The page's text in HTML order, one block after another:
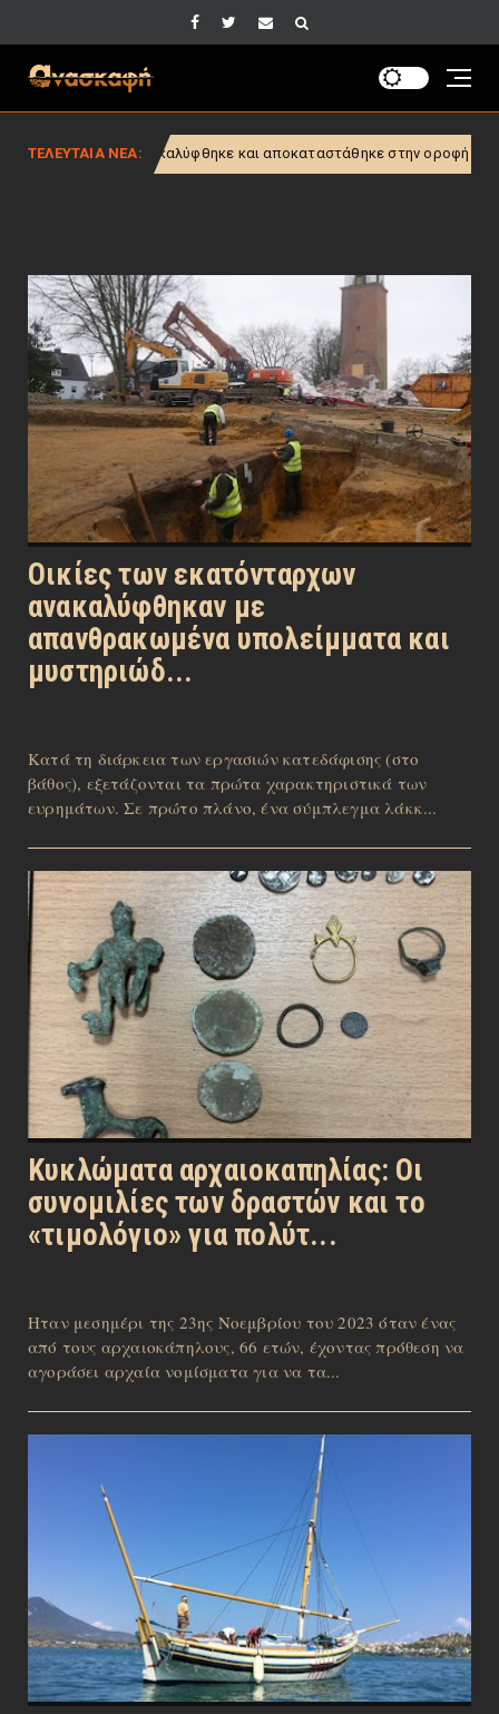
ΤΕΛΕΥΤΑΙΑ ΝΕΑ:
ανακαλύφθηκε και αποκαταστάθηκε στην οροφή της «Casa con
Οικίες των εκατόνταρχων
ανακαλύφθηκαν με
απανθρακωμένα υπολείμματα και
μυστηριώδ...
Κατά τη διάρκεια των εργασιών κατεδάφισης (στο
βάθος), εξετάζονται τα πρώτα χαρακτηριστικά των
ευρημάτων. Σε πρώτο πλάνο, ένα σύμπλεγμα λάκκ...
Κυκλώματα αρχαιοκαπηλίας: Οι
συνομιλίες των δραστών και το
«τιμολόγιο» για πολύτ...
Ηταν μεσημέρι της 23ης Νοεμβρίου του 2023 όταν ένας
από τους αρχαιοκάπηλους, 66 ετών, έχοντας πρόθεση να
αγοράσει αρχαία νομίσματα για να τα...